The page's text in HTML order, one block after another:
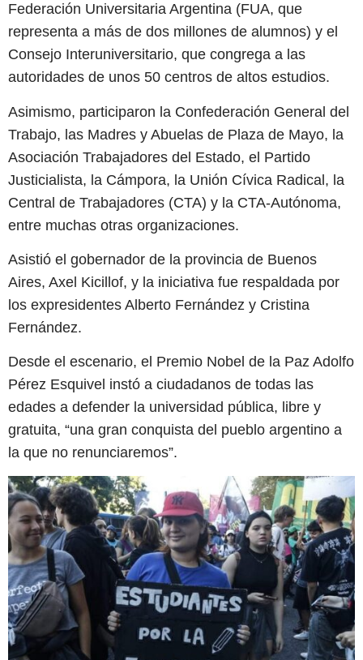
Federación Universitaria Argentina (FUA, que
representa a más de dos millones de alumnos) y el
Consejo Interuniversitario, que congrega a las
autoridades de unos 50 centros de altos estudios.
Asimismo, participaron la Confederación General del
Trabajo, las Madres y Abuelas de Plaza de Mayo, la
Asociación Trabajadores del Estado, el Partido
Justicialista, la Cámpora, la Unión Cívica Radical, la
Central de Trabajadores (CTA) y la CTA-Autónoma,
entre muchas otras organizaciones.
Asistió el gobernador de la provincia de Buenos
Aires, Axel Kicillof, y la iniciativa fue respaldada por
los expresidentes Alberto Fernández y Cristina
Fernández.
Desde el escenario, el Premio Nobel de la Paz Adolfo
Pérez Esquivel instó a ciudadanos de todas las
edades a defender la universidad pública, libre y
gratuita, “una gran conquista del pueblo argentino a
la que no renunciaremos”.